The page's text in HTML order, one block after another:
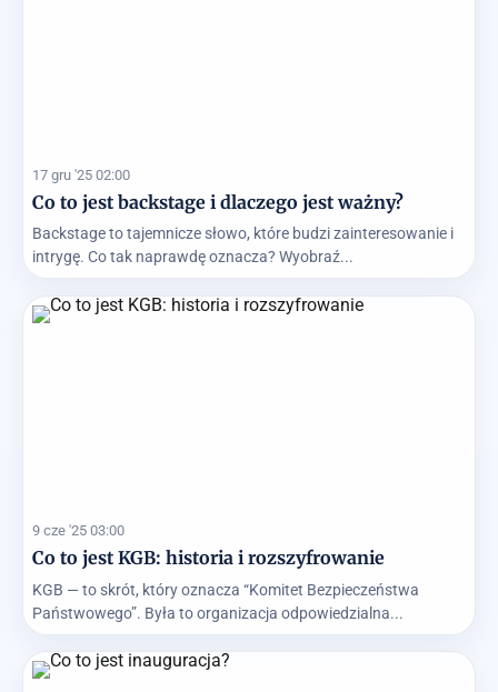
17 gru '25 02:00
Co to jest backstage i dlaczego jest ważny?
Backstage to tajemnicze słowo, które budzi zainteresowanie i
intrygę. Co tak naprawdę oznacza? Wyobraź...
9 cze '25 03:00
Co to jest KGB: historia i rozszyfrowanie
KGB — to skrót, który oznacza “Komitet Bezpieczeństwa
Państwowego”. Była to organizacja odpowiedzialna...